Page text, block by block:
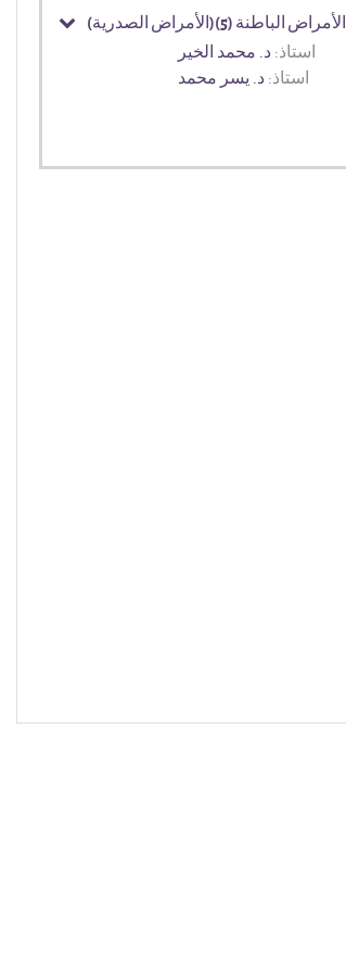
الأمراض الباطنة (5)(الأمراض الصدرية)
استاذ: د. محمد الخير
استاذ: د. يسر محمد